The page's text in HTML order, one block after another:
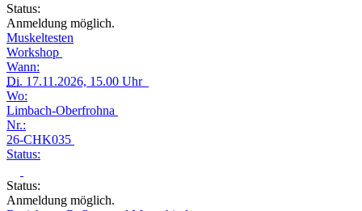
Status:
Anmeldung möglich.
Muskeltesten
Workshop
Wann:
Di. 17.11.2026, 15.00 Uhr
Wo:
Limbach-Oberfrohna
Nr.:
26-CHK035
Status:
Status:
Anmeldung möglich.